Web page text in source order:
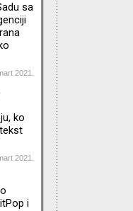
sa
2021.
ko
2021.
i